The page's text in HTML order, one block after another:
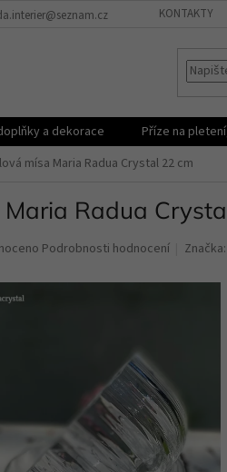
KONTAKTY
a dekorace Příze na
mísa Maria Radua Crystal 22 cm
Radua
Podrobnosti hodnocení Značka: